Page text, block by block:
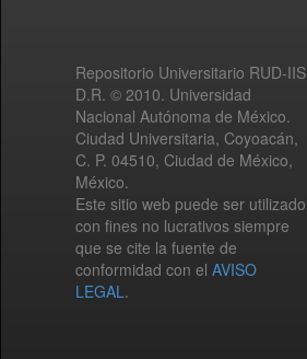
Repositorio Universitario RUD-IIS
D.R. © 2010. Universidad
Nacional Autónoma de México.
Ciudad Universitaria, Coyoacán,
C. P. 04510, Ciudad de México,
México.
Este sitio web puede ser utilizado
con fines no lucrativos siempre
que se cite la fuente de
conformidad con el AVISO
LEGAL.